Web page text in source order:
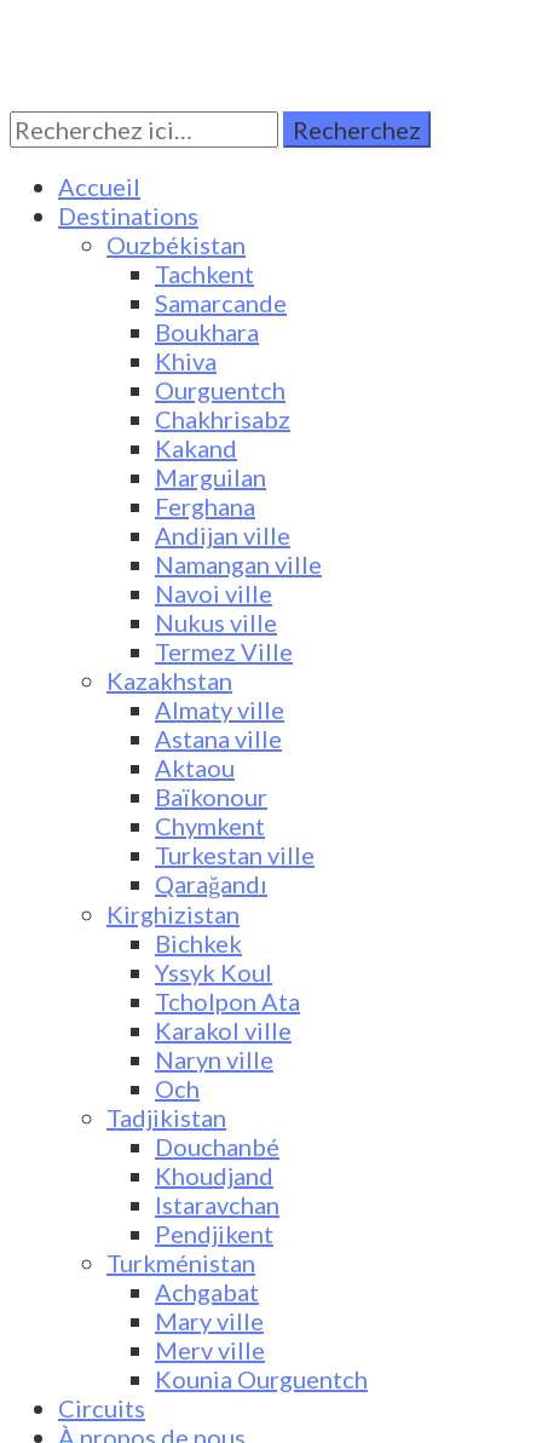
Turkestan Travel
Discover Central Asia
Rechercher:
Accueil
Destinations
Ouzbékistan
Tachkent
Samarcande
Boukhara
Khiva
Ourguentch
Chakhrisabz
Kakand
Marguilan
Ferghana
Andijan ville
Namangan ville
Navoi ville
Nukus ville
Termez Ville
Kazakhstan
Almaty ville
Astana ville
Aktaou
Baïkonour
Chymkent
Turkestan ville
Qarağandı
Kirghizistan
Bichkek
Yssyk Koul
Tcholpon Ata
Karakol ville
Naryn ville
Och
Tadjikistan
Douchanbé
Khoudjand
Istaravchan
Pendjikent
Turkménistan
Achgabat
Mary ville
Merv ville
Kounia Ourguentch
Circuits
À propos de nous